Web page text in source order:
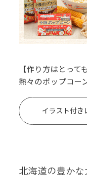
【作り方はとって
熱々のポップコー
イラスト付き
北海道の豊か